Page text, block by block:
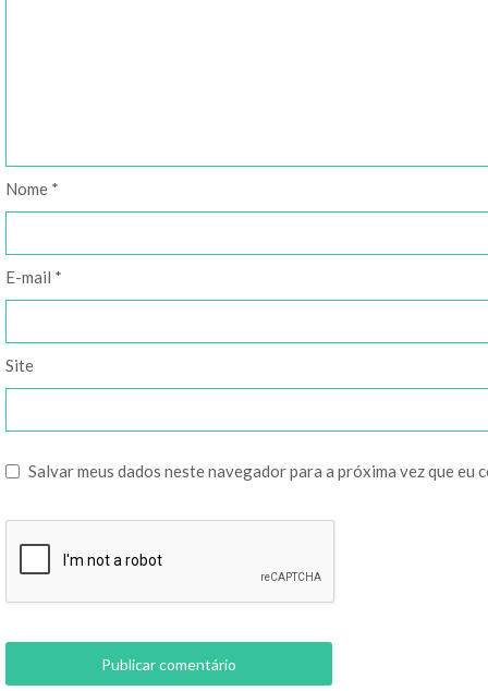
Nome *
E-mail *
Site
Salvar meus dados neste navegador para a próxima vez que eu